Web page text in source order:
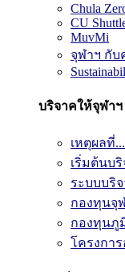
Chula
CU
MuvMi
จุฬาฯ กับ
บริจาคให้จุฬาฯ
เหตุผลที่
เริ่มต้นบ
ระบบบริ
กองทุนจุ
กองทุนภู
โครงกา